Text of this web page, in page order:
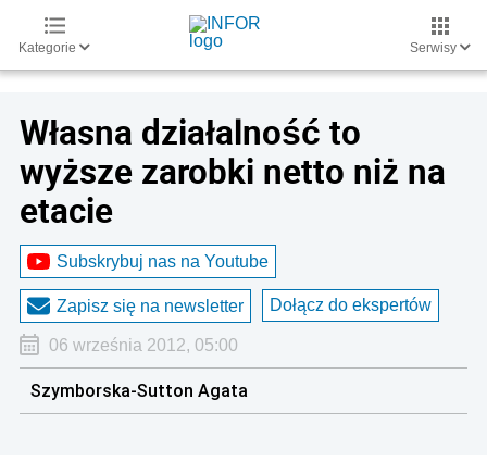
Kategorie Serwisy
Własna działalność to
wyższe zarobki netto niż na
etacie
Subskrybuj nas na Youtube
Zapisz się na newsletter Dołącz do ekspertów
06 września 2012, 05:00
Szymborska-Sutton Agata